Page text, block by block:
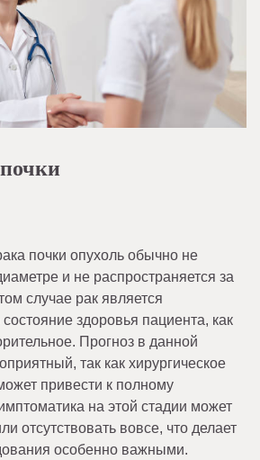
почки опухоль обычно не
и не распространяется за
случае рак является
здоровья пациента, как
Прогноз в данной
так как хирургическое
привести к полному
на этой стадии может
отсутствовать вовсе, что делает
особенно важными.